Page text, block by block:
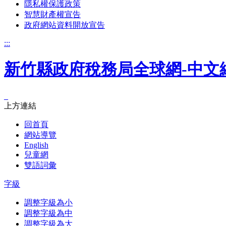
隱私權保護政策
智慧財產權宣告
政府網站資料開放宣告
:::
新竹縣政府稅務局全球網-中文
上方連結
回首頁
網站導覽
English
兒童網
雙語詞彙
字級
調整字級為小
調整字級為中
調整字級為大